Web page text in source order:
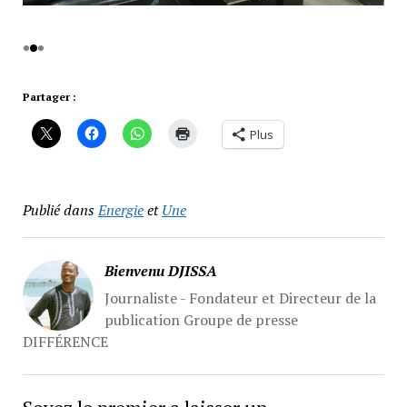
Partager :
Plus
Publié dansEnergieetUne
Bienvenu DJISSA
Journaliste - Fondateur et Directeur de la
publication Groupe de presse
DIFFÉRENCE